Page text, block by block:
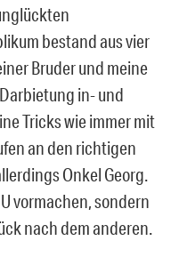
bestand aus vier
Bruder und meine
in- und
Tricks wie immer mit
an den richtigen
Onkel Georg.
vormachen, sondern
nach dem anderen.